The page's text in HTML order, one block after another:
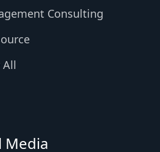
Consulting
All
Media